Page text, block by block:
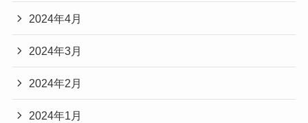
2024年4月
2024年3月
2024年2月
2024年1月